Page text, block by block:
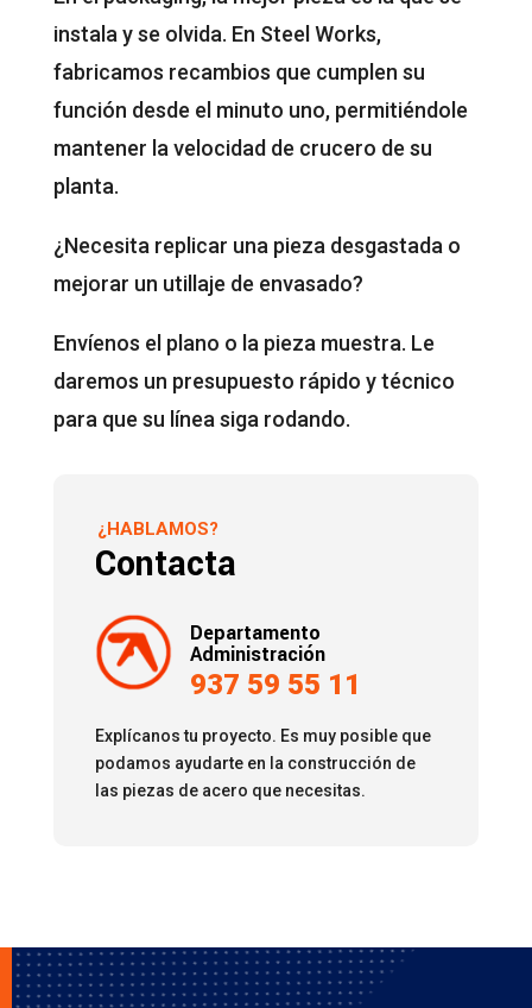
instala y se olvida. En Steel Works,
fabricamos recambios que cumplen su
función desde el minuto uno, permitiéndole
mantener la velocidad de crucero de su
planta.
¿Necesita replicar una pieza desgastada o
mejorar un utillaje de envasado?
Envíenos el plano o la pieza muestra. Le
daremos un presupuesto rápido y técnico
para que su línea siga rodando.
¿HABLAMOS?
Contacta
Departamento
Administración
937 59 55 11
Explícanos tu proyecto. Es muy posible que
podamos ayudarte en la construcción de
las piezas de acero que necesitas.